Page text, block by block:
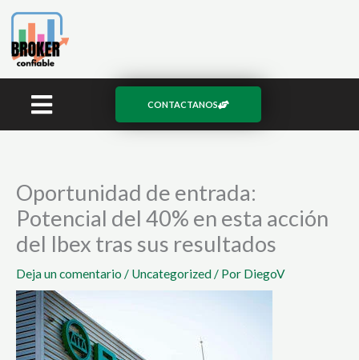
contenido
CONTACTANOS
Oportunidad de entrada:
Potencial del 40% en esta acción
del Ibex tras sus resultados
Deja un comentario / Uncategorized/ Por DiegoV